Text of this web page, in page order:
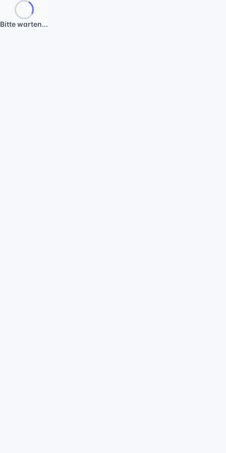
Bitte warten...